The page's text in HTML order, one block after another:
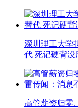
深圳理工大学
代 死记硬背没
高管薪资归零